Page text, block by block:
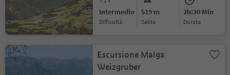
Intermedio
Difficoltà
519 m
Salita
2h:30 Min
durata
Escursione Malga
Weizgruber